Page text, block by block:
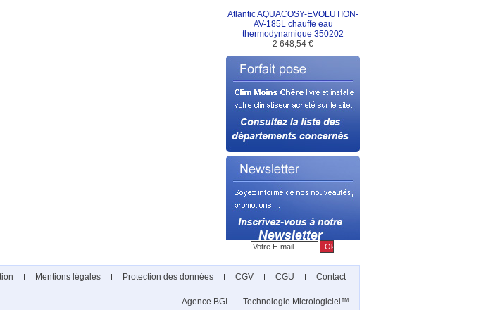
Atlantic AQUACOSY-EVOLUTION-
AV-185L chauffe eau
thermodynamique 350202
2 648,54 €
Mentions légales Protection des données CGV CGU Contact
Agence BGI - Technologie Micrologiciel™